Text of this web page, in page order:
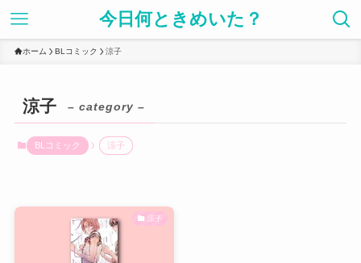
今日何ときめいた？
ホーム BLコミック 涼子
涼子 – category –
BLコミック 涼子
涼子